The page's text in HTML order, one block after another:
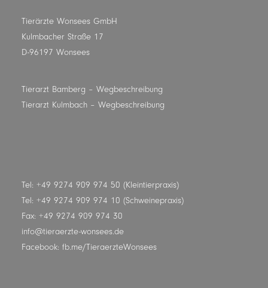
Tierärzte Wonsees GmbH
Kulmbacher Straße 17
D-96197 Wonsees
Tierarzt Bamberg – Wegbeschreibung
Tierarzt Kulmbach – Wegbeschreibung
Tel: +49 9274 909 974 50 (Kleintierpraxis)
Tel: +49 9274 909 974 10 (Schweinepraxis)
Fax: +49 9274 909 974 30
info@tieraerzte-wonsees.de
Facebook: fb.me/TieraerzteWonsees